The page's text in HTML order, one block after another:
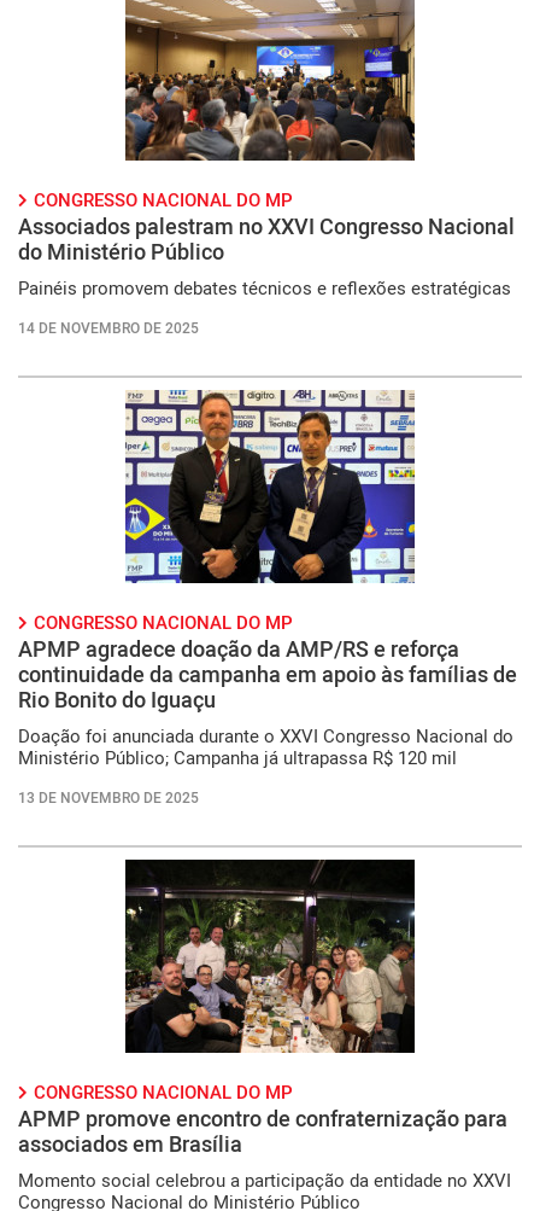
CONGRESSO NACIONAL DO MP
Associados palestram no XXVI Congresso Nacional
do Ministério Público
Painéis promovem debates técnicos e reflexões estratégicas
14 DE NOVEMBRO DE 2025
CONGRESSO NACIONAL DO MP
APMP agradece doação da AMP/RS e reforça
continuidade da campanha em apoio às famílias de
Rio Bonito do Iguaçu
Doação foi anunciada durante o XXVI Congresso Nacional do
Ministério Público; Campanha já ultrapassa R$ 120 mil
13 DE NOVEMBRO DE 2025
CONGRESSO NACIONAL DO MP
APMP promove encontro de confraternização para
associados em Brasília
Momento social celebrou a participação da entidade no XXVI
Congresso Nacional do Ministério Público